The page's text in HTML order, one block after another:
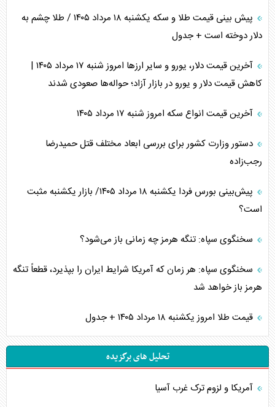
پیش بینی قیمت طلا و سکه یکشنبه ۱۸ مرداد ۱۴۰۵ / طلا چشم به
دلار دوخته است + جدول
آخرین قیمت دلار، یورو و سایر ارز‌ها امروز شنبه ۱۷ مرداد ۱۴۰۵ |
کاهش قیمت دلار و یورو در بازار آزاد؛ حواله‌ها صعودی شدند
آخرین قیمت انواع سکه امروز شنبه ۱۷ مرداد ۱۴۰۵
دستور وزارت کشور برای بررسی ابعاد مختلف قتل حمیدرضا
رجب‌زاده
پیش‌بینی بورس فردا یکشنبه ۱۸ مرداد ۱۴۰۵/ بازار یکشنبه مثبت
است؟
سخنگوی سپاه: تنگه هرمز چه زمانی باز می‌شود؟
سخنگوی سپاه: هر زمان که آمریکا شرایط ایران را بپذیرد، قطعاً تنگه
هرمز باز خواهد شد
قیمت طلا امروز یکشنبه ۱۸ مرداد ۱۴۰۵ + جدول
تحلیل های برگزیده
آمریکا و لزوم ترک غرب آسیا